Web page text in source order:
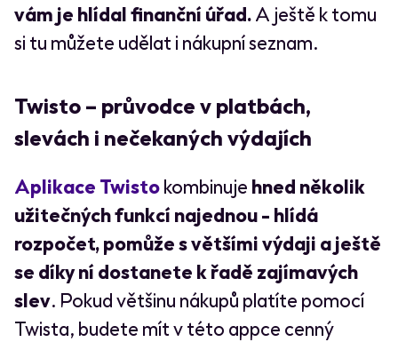
vám je hlídal finanční úřad.A ještě k tomu
si tu můžete udělat i nákupní seznam.
Twisto – průvodce v platbách,
slevách i nečekaných výdajích
Aplikace Twistokombinuje hned několik
užitečných funkcí najednou - hlídá
rozpočet, pomůže s většími výdaji a ještě
se díky ní dostanete k řadě zajímavých
slev. Pokud většinu nákupů platíte pomocí
Twista, budete mít v této appce cenný